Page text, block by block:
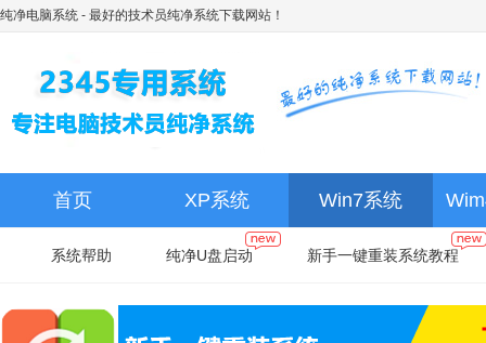
纯净电脑系统 - 最好的技术员纯净系统下载网站！
首页 XP系统 Win7系统
系统帮助 纯净U盘启动 新手一键重装系统教程